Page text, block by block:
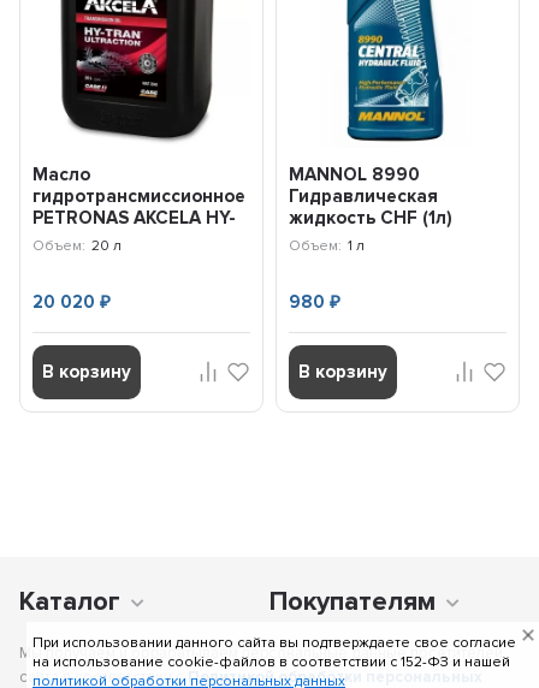
При использовании данного сайта вы подтверждаете свое согласие
на использование cookie-файлов в соответствии c 152-ФЗ и нашей
политикой обработки персональных данных
Масло
гидротрансмиссионное
PETRONAS AKCELA HY-
TRAN ULTRACTION
Объем: 20 л
20 020₽
В корзину
MANNOL 8990
Гидравлическая
жидкость CHF (1л)
24721
Объем: 1 л
980 ₽
В корзину
Каталог Покупателям
Мы получаем и обрабатываем персональные данные посетителей
сайта в соответствии с Политикой обработки персональных